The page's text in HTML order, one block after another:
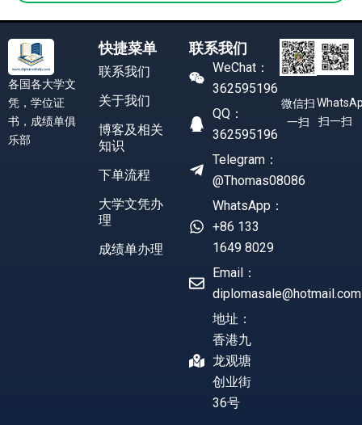
各国各大学文
凭，学位证
书，成绩单俱
乐部
快捷菜单
联系我们
关于我们
博客及相关
知识
下单流程
大学文凭办
理
成绩单办理
联系我们
WeChat：
362595196
QQ：
362595196
Telegram：
@Thomas08086
WhatsApp：
+86 133
1649 8029
Email：
diplomasale@hotmail.com
地址：
香港九
龙观塘
创业街
36号
微信扫
一扫
扫一扫